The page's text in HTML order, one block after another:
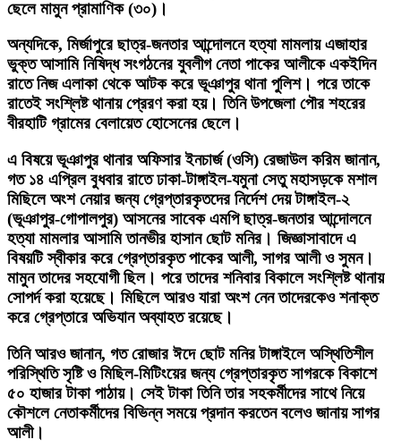
ছেলে মামুন প্রামাণিক (৩০)।
অন্যদিকে, মির্জাপুরে ছাত্র-জনতার আন্দোলনে হত্যা মামলায় এজাহার
ভুক্ত আসামি নিষিদ্ধ সংগঠনের যুবলীগ নেতা পাকের আলীকে একইদিন
রাতে নিজ এলাকা থেকে আটক করে ভূঞাপুর থানা পুলিশ। পরে তাকে
রাতেই সংশ্লিষ্ট থানায় প্রেরণ করা হয়। তিনি উপজেলা পৌর শহরের
বীরহাটি গ্রামের বেলায়েত হোসেনের ছেলে।
এ বিষয়ে ভূঞাপুর থানার অফিসার ইনচার্জ (ওসি) রেজাউল করিম জানান,
গত ১৪ এপ্রিল বুধবার রাতে ঢাকা-টাঙ্গাইল-যমুনা সেতু মহাসড়কে মশাল
মিছিলে অংশ নেয়ার জন্য গ্রেপ্তারকৃতদের নির্দেশ দেয় টাঙ্গাইল-২
(ভূঞাপুর-গোপালপুর) আসনের সাবেক এমপি ছাত্র-জনতার আন্দোলনে
হত্যা মামলার আসামি তানভীর হাসান ছোট মনির। জিজ্ঞাসাবাদে এ
বিষয়টি স্বীকার করে গ্রেপ্তারকৃত পাকের আলী, সাগর আলী ও সুমন।
মামুন তাদের সহযোগী ছিল। পরে তাদের শনিবার বিকালে সংশ্লিষ্ট থানায়
সোপর্দ করা হয়েছে। মিছিলে আরও যারা অংশ নেন তাদেরকেও শনাক্ত
করে গ্রেপ্তারে অভিযান অব্যাহত রয়েছে।
তিনি আরও জানান, গত রোজার ঈদে ছোট মনির টাঙ্গাইলে অস্থিতিশীল
পরিস্থিতি সৃষ্টি ও মিছিল-মিটিংয়ের জন্য গ্রেপ্তারকৃত সাগরকে বিকাশে
৫০ হাজার টাকা পাঠায়। সেই টাকা তিনি তার সহকর্মীদের সাথে নিয়ে
কৌশলে নেতাকর্মীদের বিভিন্ন সময়ে প্রদান করতেন বলেও জানায় সাগর
আলী।